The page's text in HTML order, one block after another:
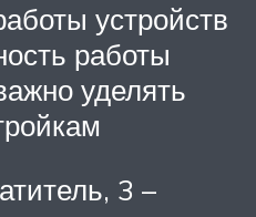
устройств
работы
уделять
3 –